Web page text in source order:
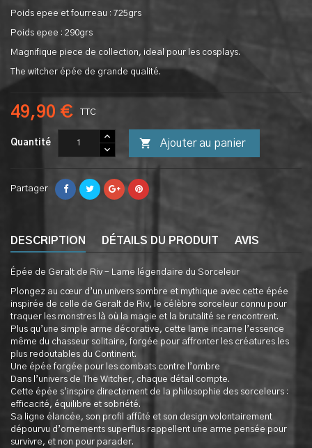
Poids epee et fourreau : 725grs
Poids epee : 290grs
Magnifique piece de collection, ideal pour les cosplays.
The witcher épée de grande qualité.
49,90 € TTC
Quantité  Ajouter au panier
Partager
DESCRIPTION DÉTAILS DU PRODUIT AVIS
Épée de Geralt de Riv – Lame légendaire du Sorceleur
Plongez au cœur d’un univers sombre et mythique avec cette épée
inspirée de celle de Geralt de Riv, le célèbre sorceleur connu pour
traquer les monstres là où la magie et la brutalité se rencontrent.
Plus qu’une simple arme décorative, cette lame incarne l’essence
même du chasseur solitaire, forgée pour affronter les créatures les
plus redoutables du Continent.
Une épée forgée pour les combats contre l’ombre
Dans l’univers de The Witcher, chaque détail compte.
Cette épée s’inspire directement de la philosophie des sorceleurs :
efficacité, équilibre et sobriété.
Sa ligne élancée, son profil affûté et son design volontairement
dépourvu d’ornements superflus rappellent une arme pensée pour
survivre, et non pour parader.